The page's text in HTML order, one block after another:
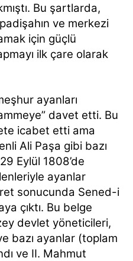
Bu şartlarda,
ve merkezi
için güçlü
ilk çare olarak
ayanları
davet etti. Bu
icabet etti ama
Ali Paşa gibi bazı
Eylül 1808’de
ayanlar
sonucunda Sened-i
çıktı. Bu belge
devlet yöneticileri,
bazı ayanlar (toplam
ve II. Mahmut